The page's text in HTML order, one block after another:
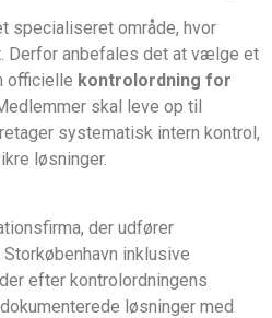
specialiseret område, hvor
Derfor anbefales det at vælge et
officielle kontrolordning for
skal leve op til
systematisk intern kontrol,
løsninger.
der udfører
inklusive
efter kontrolordningens
løsninger med